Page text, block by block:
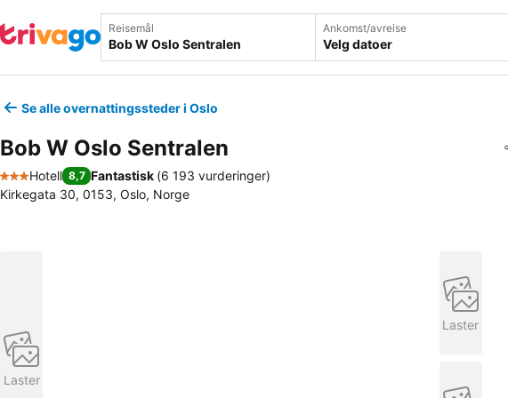
Reisemål Ankomst/avreise
Velg datoer
Se alle overnattingssteder i Oslo
Bob W Oslo Sentralen
3 Stjerner
Hotell 8,7 Fantastisk (6 193 vurderinger)
Kirkegata 30, 0153, Oslo, Norge
Laster
Laster